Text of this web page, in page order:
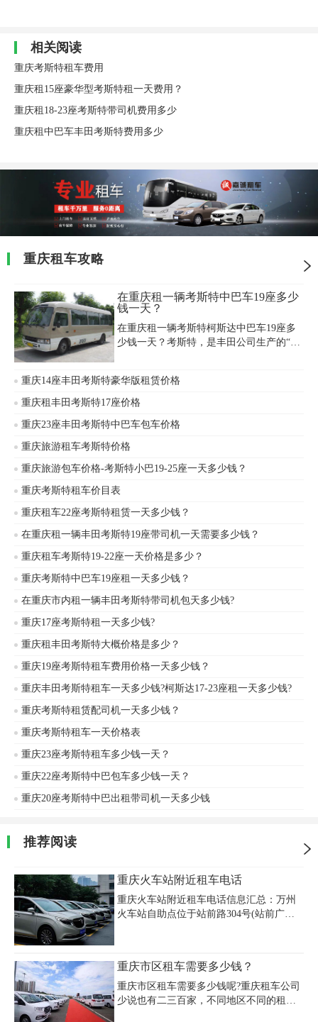
相关阅读
重庆考斯特租车费用
重庆租15座豪华型考斯特租一天费用？
重庆租18-23座考斯特带司机费用多少
重庆租中巴车丰田考斯特费用多少
重庆租车攻略
在重庆租一辆考斯特中巴车19座多少
钱一天？
在重庆租一辆考斯特柯斯达中巴车19座多
少钱一天？考斯特，是丰田公司生产的“豪
众多广受欢迎的特点，赏心悦目的内饰正
是其中的一项。
重庆14座丰田考斯特豪华版租赁价格
重庆租丰田考斯特17座价格
重庆23座丰田考斯特中巴车包车价格
重庆旅游租车考斯特价格
重庆旅游包车价格-考斯特小巴19-25座一天多少钱？
重庆考斯特租车价目表
重庆租车22座考斯特租赁一天多少钱？
在重庆租一辆丰田考斯特19座带司机一天需要多少钱？
重庆租车考斯特19-22座一天价格是多少？
重庆考斯特中巴车19座租一天多少钱？
在重庆市内租一辆丰田考斯特带司机包天多少钱?
重庆17座考斯特租一天多少钱?
重庆租丰田考斯特大概价格是多少？
重庆19座考斯特租车费用价格一天多少钱？
重庆丰田考斯特租车一天多少钱?柯斯达17-23座租一天多少钱?
重庆考斯特租赁配司机一天多少钱？
重庆考斯特租车一天价格表
重庆23座考斯特租车多少钱一天？
重庆22座考斯特中巴包车多少钱一天？
重庆20座考斯特中巴出租带司机一天多少钱
推荐阅读
重庆火车站附近租车电话
重庆火车站附近租车电话信息汇总：万州
火车站自助点位于站前路304号(站前广场
重庆北站周边租车选择丰富，包括哔哔租
车(023-67791118)、泰廷租车(023-
67465652)及尚益达租车(15223339122)，均
重庆市区租车需要多少钱？
重庆市区租车需要多少钱呢?重庆租车公司
少说也有二三百家，不同地区不同的租车